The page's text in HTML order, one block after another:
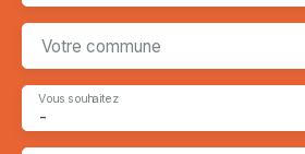
Votre commune
-
Vous souhaitez